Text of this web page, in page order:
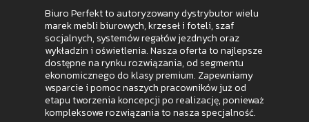
Biuro Perfekt to autoryzowany dystrybutor wielu
marek mebli biurowych, krzeseł i foteli, szaf
socjalnych, systemów regałów jezdnych oraz
wykładzin i oświetlenia. Nasza oferta to najlepsze
dostępne na rynku rozwiązania, od segmentu
ekonomicznego do klasy premium. Zapewniamy
wsparcie i pomoc naszych pracowników już od
etapu tworzenia koncepcji po realizację, ponieważ
kompleksowe rozwiązania to nasza specjalność.